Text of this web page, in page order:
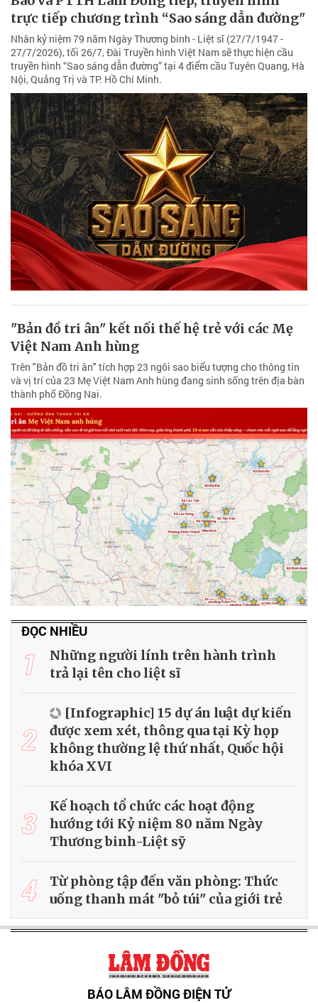
trực tiếp chương trình “Sao sáng dẫn đường"
Nhân kỷ niệm 79 năm Ngày Thương binh - Liệt sĩ (27/7/1947 -
27/7/2026), tối 26/7, Đài Truyền hình Việt Nam sẽ thực hiện cầu
truyền hình “Sao sáng dẫn đường” tại 4 điểm cầu Tuyên Quang, Hà
Nội, Quảng Trị và TP. Hồ Chí Minh.
"Bản đồ tri ân" kết nối thế hệ trẻ với các Mẹ
Việt Nam Anh hùng
Trên "Bản đồ tri ân" tích hợp 23 ngôi sao biểu tượng cho thông tin
và vị trí của 23 Mẹ Việt Nam Anh hùng đang sinh sống trên địa bàn
thành phố Đồng Nai.
ĐỌC NHIỀU
1
Những người lính trên hành trình
trả lại tên cho liệt sĩ
2
[Infographic] 15 dự án luật dự kiến
được xem xét, thông qua tại Kỳ họp
không thường lệ thứ nhất, Quốc hội
khóa XVI
3
Kế hoạch tổ chức các hoạt động
hướng tới Kỷ niệm 80 năm Ngày
Thương binh-Liệt sỹ
4
Từ phòng tập đến văn phòng: Thức
uống thanh mát "bỏ túi" của giới trẻ
BÁO LÂM ĐỒNG ĐIỆN TỬ